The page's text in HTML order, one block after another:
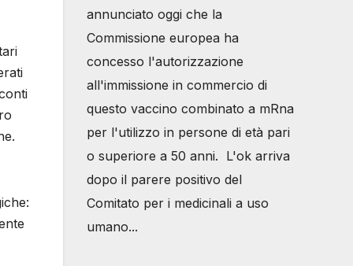
annunciato oggi che la
Commissione europea ha
concesso l'autorizzazione
all'immissione in commercio di
questo vaccino combinato a mRna
per l'utilizzo in persone di età pari
o superiore a 50 anni. L'ok arriva
dopo il parere positivo del
Comitato per i medicinali a uso
umano...